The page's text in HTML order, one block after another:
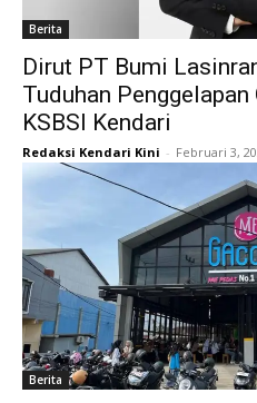
Berita
Dirut PT Bumi
Tuduhan
KSBSI Kendari
Redaksi Kendari Kini - Februari 3,
Berita